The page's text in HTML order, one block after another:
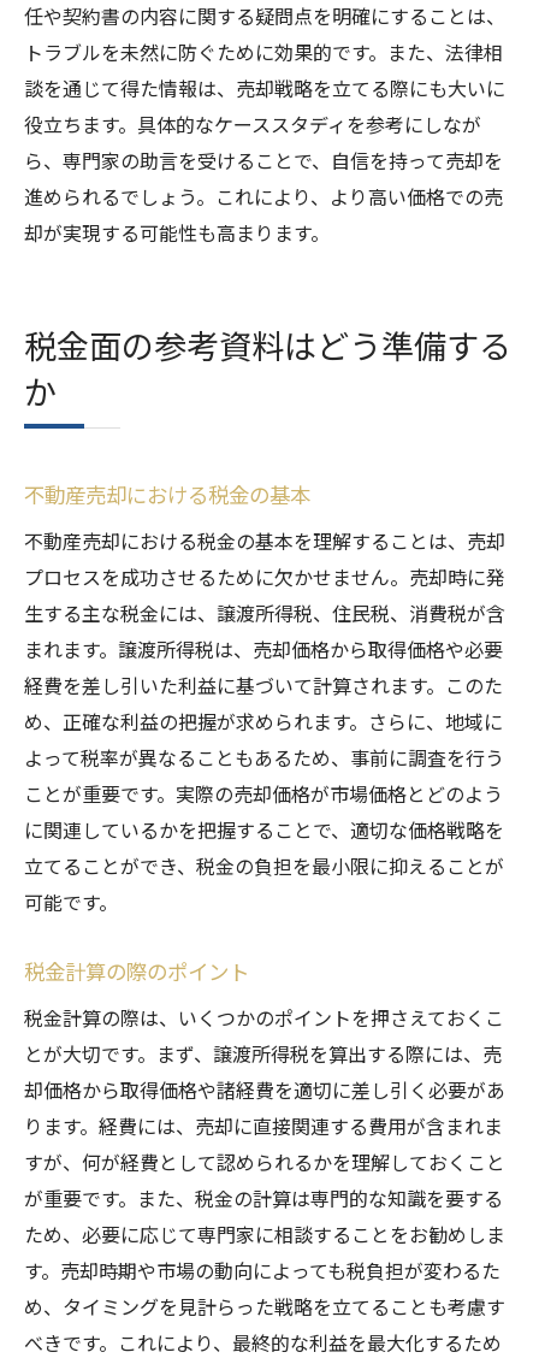
任や契約書の内容に関する疑問点を明確にすることは、
トラブルを未然に防ぐために効果的です。また、法律相
談を通じて得た情報は、売却戦略を立てる際にも大いに
役立ちます。具体的なケーススタディを参考にしなが
ら、専門家の助言を受けることで、自信を持って売却を
進められるでしょう。これにより、より高い価格での売
却が実現する可能性も高まります。
税金面の参考資料はどう準備する
か
不動産売却における税金の基本
不動産売却における税金の基本を理解することは、売却
プロセスを成功させるために欠かせません。売却時に発
生する主な税金には、譲渡所得税、住民税、消費税が含
まれます。譲渡所得税は、売却価格から取得価格や必要
経費を差し引いた利益に基づいて計算されます。このた
め、正確な利益の把握が求められます。さらに、地域に
よって税率が異なることもあるため、事前に調査を行う
ことが重要です。実際の売却価格が市場価格とどのよう
に関連しているかを把握することで、適切な価格戦略を
立てることができ、税金の負担を最小限に抑えることが
可能です。
税金計算の際のポイント
税金計算の際は、いくつかのポイントを押さえておくこ
とが大切です。まず、譲渡所得税を算出する際には、売
却価格から取得価格や諸経費を適切に差し引く必要があ
ります。経費には、売却に直接関連する費用が含まれま
すが、何が経費として認められるかを理解しておくこと
が重要です。また、税金の計算は専門的な知識を要する
ため、必要に応じて専門家に相談することをお勧めしま
す。売却時期や市場の動向によっても税負担が変わるた
め、タイミングを見計らった戦略を立てることも考慮す
べきです。これにより、最終的な利益を最大化するため